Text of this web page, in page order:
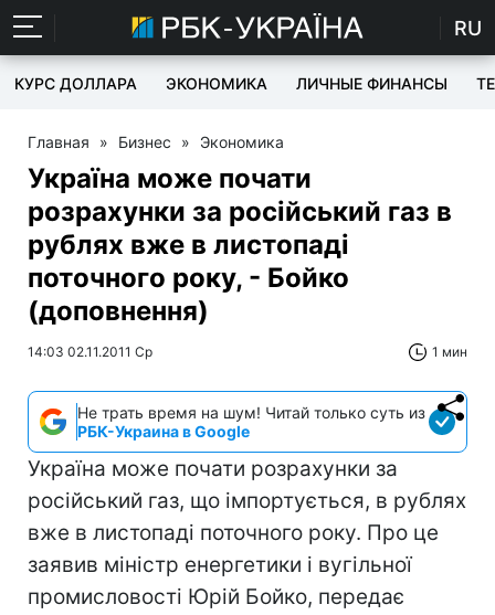
RU
КУРС ДОЛЛАРА ЭКОНОМИКА ЛИЧНЫЕ ФИНАНСЫ
Главная » Бизнес » Экономика
Україна може почати
розрахунки за російський газ в
рублях вже в листопаді
поточного року, - Бойко
(доповнення)
14:03 02.11.2011 Ср 1 мин
Не трать время на шум! Читай только суть из
РБК-Украина в Google
Україна може почати розрахунки за
російський газ, що імпортується, в рублях
вже в листопаді поточного року. Про це
заявив міністр енергетики і вугільної
промисловості Юрій Бойко, передає